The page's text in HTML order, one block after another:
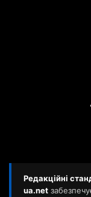
Редакційні
ua.net